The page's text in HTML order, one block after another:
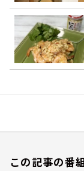
この記事の番